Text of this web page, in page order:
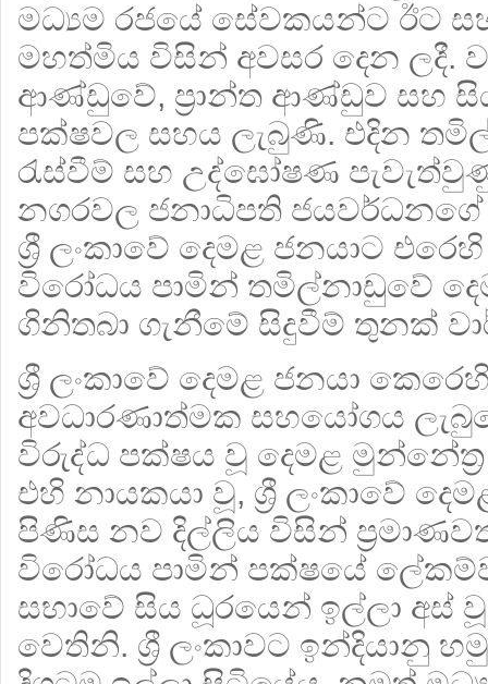
මධ්‍යම රජයේ සේවකයන්ට ඊට
මහත්මිය විසින් අවසර දෙන ලදී.
ආණ්ඩුවේ, ප්‍රාන්ත ආණ්ඩුව සහ
පක්ෂවල සහය ලැබුණි. එදින
රැස්වීම් සහ උද්ඝෝෂණ
නගරවල ජනාධිපති
ශ්‍රී ලංකාවේ දෙමළ ජනයාට
විරෝධය පාමින් තමිල්නාඩුවේ
ගිනිතබා ගැනීමේ සිදුවීම් තුනක්
ශ්‍රී ලංකාවේ දෙමළ ජනයා
අවධාරණාත්මක සහයෝගය
විරුද්ධ පක්ෂය වූ දෙමළ
එහි නායකයා වූ, ශ්‍රී ලංකාවේ
පිණිස නව දිල්ලිය විසින්
විරෝධය පාමින් පක්ෂයේ
සභාවේ සිය ධූරයෙන් ඉල්ලා අස්
වෙතිනි. ශ්‍රී ලංකාවට ඉන්දියානු